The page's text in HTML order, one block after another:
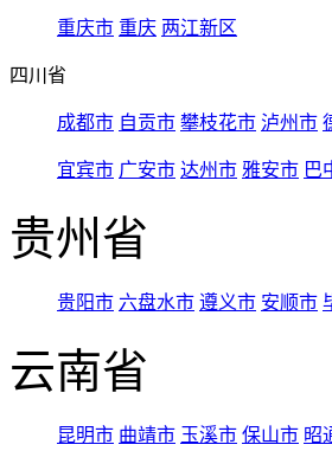
重庆市 重庆 两江新区
四川省
成都市 自贡市 攀枝花市 泸州市
宜宾市 广安市 达州市 雅安市 巴
贵州省
贵阳市 六盘水市 遵义市 安顺市
云南省
昆明市 曲靖市 玉溪市 保山市 昭